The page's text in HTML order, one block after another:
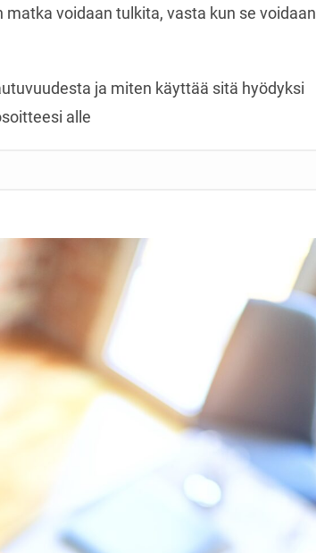
voidaan tulkita, vasta kun se voidaan
ja miten käyttää sitä hyödyksi
alle